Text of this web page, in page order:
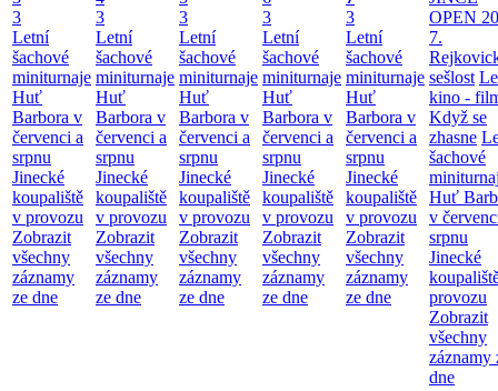
3
Letní
šachové
miniturnaje
Huť
Barbora v
červenci a
srpnu
Jinecké
koupaliště
v provozu
Zobrazit
všechny
záznamy
ze dne
3
Letní
šachové
miniturnaje
Huť
Barbora v
červenci a
srpnu
Jinecké
koupaliště
v provozu
Zobrazit
všechny
záznamy
ze dne
3
Letní
šachové
miniturnaje
Huť
Barbora v
červenci a
srpnu
Jinecké
koupaliště
v provozu
Zobrazit
všechny
záznamy
ze dne
3
Letní
šachové
miniturnaje
Huť
Barbora v
červenci a
srpnu
Jinecké
koupaliště
v provozu
Zobrazit
všechny
záznamy
ze dne
3
Letní
šachové
miniturnaje
Huť
Barbora v
červenci a
srpnu
Jinecké
koupaliště
v provozu
Zobrazit
všechny
záznamy
ze dne
OPEN
7.
sešlost
kino -
Když se
zhasne
šachové
Huť
v
srpnu
Jinecké
provozu
Zobrazit
všechny
záznamy
dne